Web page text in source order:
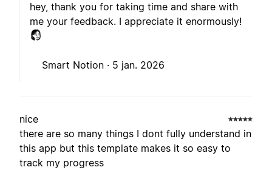
hey, thank you for taking time and share with
me your feedback. I appreciate it enormously!
Smart Notion · 5 jan. 2026
nice
there are so many things I dont fully understand in
this app but this template makes it so easy to
track my progress